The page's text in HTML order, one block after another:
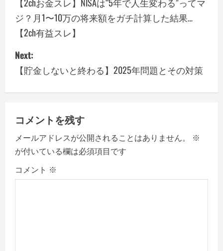
s
t
n
a
i
g
a
ジ？月1〜10万の将来額をガチ計算した結果…
【2ch有益スレ】
Next:
【貯金しないと終わる】2025年問題とその対策
コメントを残す
メールアドレスが公開されることはありません。
※
が付いている欄は必須項目です
コメント ※